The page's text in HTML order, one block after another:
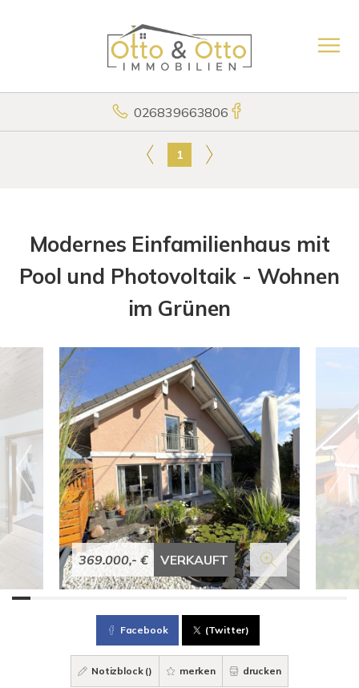
026839663806
1
Modernes Einfamilienhaus mit
Pool und Photovoltaik - Wohnen
im Grünen
369.000,- € VERKAUFT
Facebook (Twitter)
Notizblock () merken drucken